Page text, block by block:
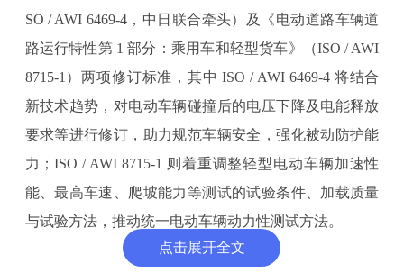
SO / AWI 6469-4，中日联合牵头）及《电动道路车辆道
路运行特性第 1 部分：乘用车和轻型货车》（ISO / AWI
8715-1）两项修订标准，其中 ISO / AWI 6469-4 将结合
新技术趋势，对电动车辆碰撞后的电压下降及电能释放
要求等进行修订，助力规范车辆安全，强化被动防护能
力；ISO / AWI 8715-1 则着重调整轻型电动车辆加速性
能、最高车速、爬坡能力等测试的试验条件、加载质量
与试验方法，推动统一电动车辆动力性测试方法。
二是动力电池标准方面，动力电池作为新能源汽车的核
点击展开全文